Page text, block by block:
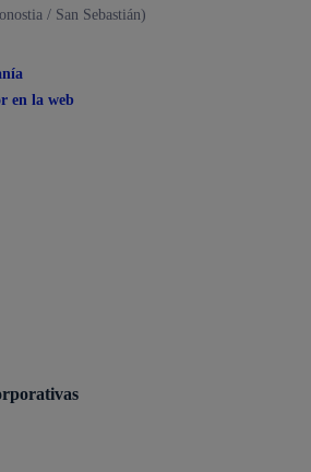
/ San Sebastián)
en la web